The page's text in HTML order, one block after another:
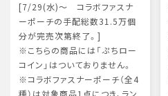
[7/29(水)～ コラボファスナ
ーポーチの手配総数31.5万個
分が完売次第終了。]
※こちらの商品には「ぷちロー
コイン」はついておりません。
※コラボファスナーポーチ（全4